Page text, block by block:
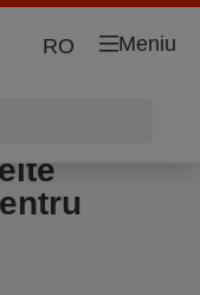
Meniu
RO